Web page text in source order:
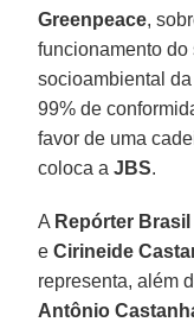
Greenpeace,
funcionamento
socioambiental
99% de
favor de uma
coloca aJBS.
A Repórter Brasil
eCirineide
representa, além
Antônio